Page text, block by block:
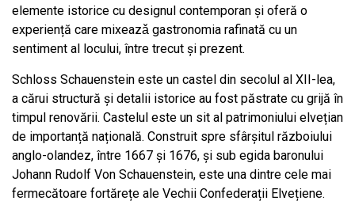
elemente istorice cu designul contemporan şi oferă o
experiență care mixeazǎ gastronomia rafinată cu un
sentiment al locului, între trecut şi prezent.
Schloss Schauenstein este un castel din secolul al XII-lea,
a cărui structură și detalii istorice au fost păstrate cu grijă în
timpul renovării. Castelul este un sit al patrimoniului elvețian
de importanță națională. Construit spre sfârșitul războiului
anglo-olandez, între 1667 și 1676, și sub egida baronului
Johann Rudolf Von Schauenstein, este una dintre cele mai
fermecătoare fortărețe ale Vechii Confederații Elvețiene.